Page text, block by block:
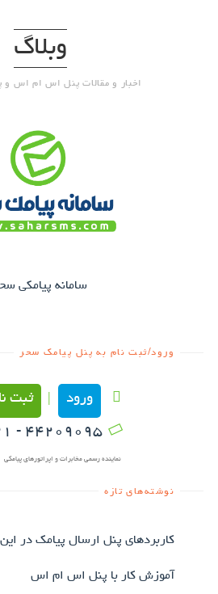
وبلاگ
اخبار و مقالات پنل اس ام اس و
سامانه پیامکی
ورود/ثبت نام به پنل پیامک سحر
ورود ثبت
۴۴۲۰۹۰۹۵ - ۰۲۱
نماینده رسمی مخابرات و اپراتورهای پیامکی
نوشته‌های تازه
کاربردهای پنل ارسال پیامک در
آموزش کار با پنل اس ام اس